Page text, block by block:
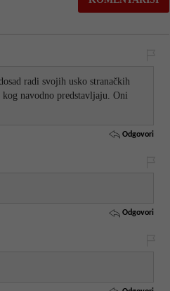
radi svojih usko stranačkih
navodno predstavljaju. Oni
Odgovori
Odgovori